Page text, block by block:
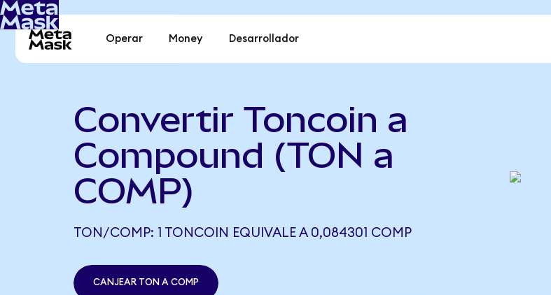
Operar Money Desarrollador
Convertir Toncoin a
Compound (TON a
COMP)
TON/COMP: 1 TONCOIN EQUIVALE A 0,084301 COMP
CANJEAR TON A COMP